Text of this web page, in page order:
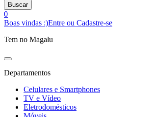
Buscar
0
Boas vindas :)Entre ou Cadastre-se
Tem no Magalu
Departamentos
Celulares e Smartphones
TV e Vídeo
Eletrodomésticos